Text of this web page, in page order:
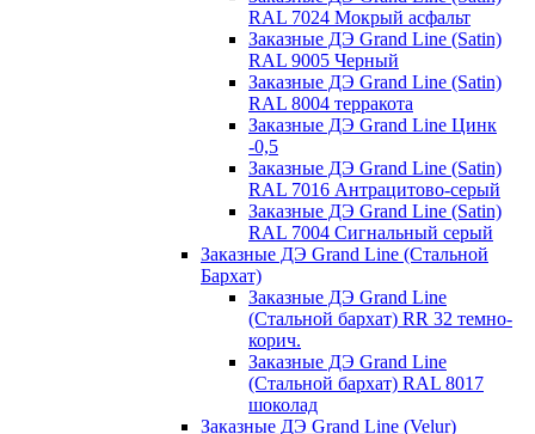
RAL 7024 Мокрый асфальт
Заказные ДЭ Grand Line (Satin)
RAL 9005 Черный
Заказные ДЭ Grand Line (Satin)
RAL 8004 терракота
Заказные ДЭ Grand Line Цинк
-0,5
Заказные ДЭ Grand Line (Satin)
RAL 7016 Антрацитово-серый
Заказные ДЭ Grand Line (Satin)
RAL 7004 Сигнальный серый
Заказные ДЭ Grand Line (Стальной
Бархат)
Заказные ДЭ Grand Line
(Стальной бархат) RR 32 темно-
корич.
Заказные ДЭ Grand Line
(Стальной бархат) RAL 8017
шоколад
Заказные ДЭ Grand Line (Velur)